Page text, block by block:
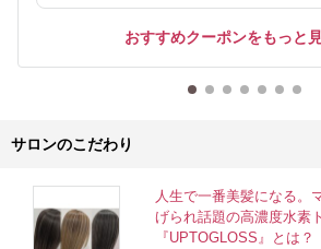
おすすめクーポンをもっと
サロンのこだわり
人生で一番美髪になる。
げられ話題の高濃度水素
『UPTOGLOSS』とは？